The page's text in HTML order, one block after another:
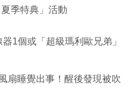
季特典」活動
1個或「超級瑪利歐兄弟」
扇睡覺出事！醒後發現被吹